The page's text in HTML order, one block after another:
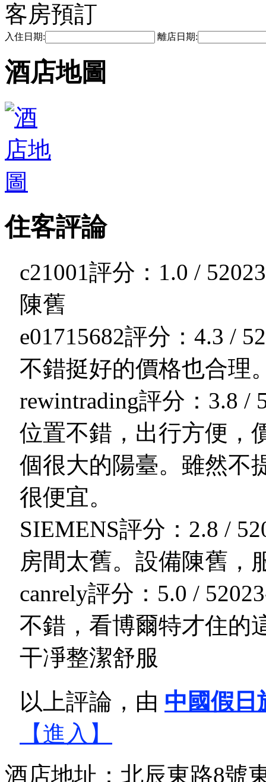
客房預訂
入住日期: 離店日期:
酒店地圖
住客評論
c21001評分：1.0 / 5
陳舊
e01715682評分：4.3 / 5
不錯挺好的價格也合理
rewintrading評分：3.8 /
位置不錯，出行方便，
個很大的陽臺。雖然不
很便宜。
SIEMENS評分：2.8 / 5
房間太舊。設備陳舊，
canrely評分：5.0 / 5
不錯，看博爾特才住的
干凈整潔舒服
以上評論，由 中國假日
【進入】
酒店地址：北辰東路8號